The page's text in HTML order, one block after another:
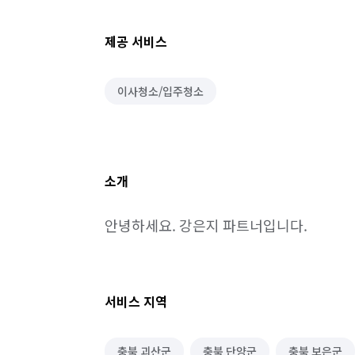
제공 서비스
이사청소/입주청소
소개
안녕하세요. 강은지 파트너입니다.
서비스 지역
충북 괴산군 충북 단양군 충북 보은군